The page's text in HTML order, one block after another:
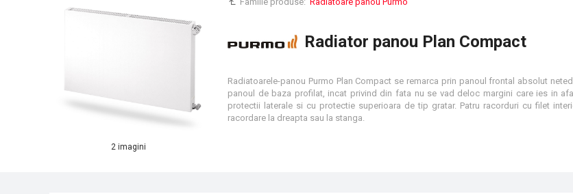
Radiator panou Plan Compact
2 imagini
Radiatoarele-panou Purmo Plan Compact se remarca prin panoul frontal absolut
panoul de baza profilat, incat privind din fata nu se vad deloc margini care ies in
protectii laterale si cu protectie superioara de tip gratar. Patru racorduri cu filet
racordare la dreapta sau la stanga.